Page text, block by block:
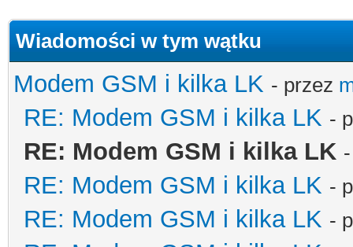
1);
curl_setopt($ch,
}
w LK3 bez nakladki
@adres_ip:port/adres/
Wiadomości w tym wątku
Modem GSM i kilka LK - przez
RE: Modem GSM i kilka LK -
RE: Modem GSM i kilka LK
RE: Modem GSM i kilka LK -
RE: Modem GSM i kilka LK -